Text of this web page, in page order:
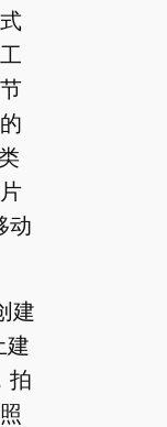
动
建
建
拍